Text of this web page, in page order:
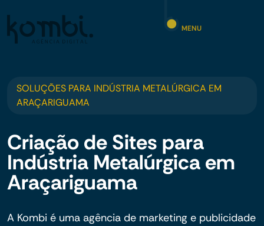
MENU
SOLUÇÕES PARA INDÚSTRIA METALÚRGICA EM
ARAÇARIGUAMA
Criação de Sites para
Indústria Metalúrgica em
Araçariguama
A Kombi é uma agência de marketing e publicidade